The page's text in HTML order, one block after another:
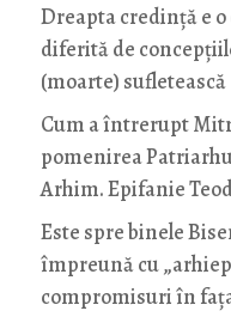
Dreapta credință e
diferită de
(moarte) sufletească
Cum a întrerupt
pomenirea
Arhim. Epifanie
Este spre binele
împreună cu
compromisuri în